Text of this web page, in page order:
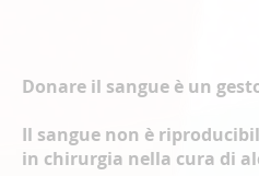
Donare il sangue è un
Il sangue non è
in chirurgia nella cura di